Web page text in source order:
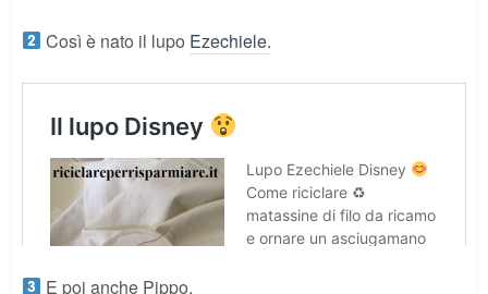
Così è nato il lupo Ezechiele.
E poi anche Pippo.